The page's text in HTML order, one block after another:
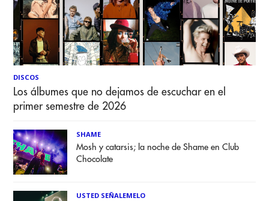
DISCOS
Los álbumes que no dejamos de escuchar en el
primer semestre de 2026
SHAME
Mosh y catarsis; la noche de Shame en Club
Chocolate
USTED SEÑALEMELO